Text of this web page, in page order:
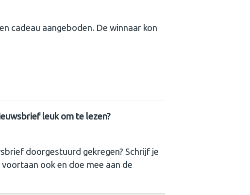
cadeau aangeboden. De winnaar kon
leuk om te lezen?
doorgestuurd gekregen? Schrijf je
ook en doe mee aan de